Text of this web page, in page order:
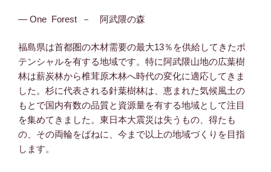
― One Forest － 阿武隈の森
福島県は首都圏の木材需要の最大13％を供給してきたポ
テンシャルを有する地域です。特に阿武隈山地の広葉樹
林は薪炭林から椎茸原木林へ時代の変化に適応してきま
した。杉に代表される針葉樹林は、恵まれた気候風土の
もとで国内有数の品質と資源量を有する地域として注目
を集めてきました。東日本大震災は失うもの、得たも
の、その両輪をばねに、今まで以上の地域づくりを目指
します。